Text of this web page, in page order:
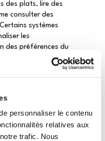
personnaliser le contenu
relatives aux
trafic. Nous
des plats, lire des
consulter des
systèmes
les
des préférences du
notamment les
préfèrent encore
menu imprimé, qui